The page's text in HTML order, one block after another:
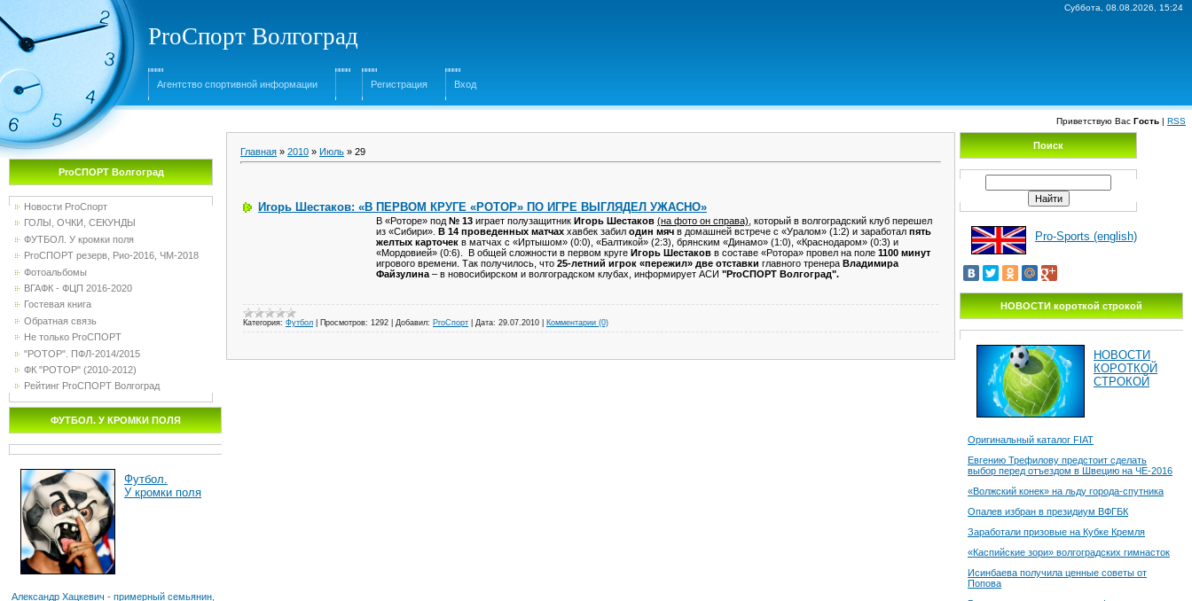
Суббота, 08.08.2026, 15:24
ProСпорт Волгоград
Агентство спортивной информации Регистрация Вход
Приветствую Вас Гость | RSS
ProСПОРТ Волгоград
Новости ProСпорт
ГОЛЫ, ОЧКИ, СЕКУНДЫ
ФУТБОЛ. У кромки поля
ProСПОРТ резерв, Рио-2016, ЧМ-2018
Фотоальбомы
ВГАФК - ФЦП 2016-2020
Гостевая книга
Обратная связь
Не только ProСПОРТ
"РОТОР". ПФЛ-2014/2015
ФК "РОТОР" (2010-2012)
Рейтинг ProСПОРТ Волгоград
ФУТБОЛ. У КРОМКИ ПОЛЯ
Футбол.
У кромки поля
Александр Хацкевич - примерный семьянин,
Главная » 2010 » Июль » 29
Игорь Шестаков: «В ПЕРВОМ КРУГЕ «РОТОР» ПО ИГРЕ ВЫГЛЯДЕЛ УЖАСНО»
В «Роторе» под № 13 играет полузащитник Игорь Шестаков (на фото он справа) , который в волгоградский клуб перешел
из «Сибири». В 14 проведенных матчах хавбек забил один мяч в домашней встрече с «Уралом» (1:2) и заработал пять
желтых карточек в матчах с «Иртышом» (0:0), «Балтикой» (2:3), брянским «Динамо» (1:0), «Краснодаром» (0:3) и
«Мордовией» (0:6). В общей сложности в первом круге Игорь Шестаков в составе «Ротора» провел на поле 1100 минут
игрового времени. Так получилось, что 25-летний игрок «пережил» две отставки главного тренера Владимира
Файзулина – в новосибирском и волгоградском клубах, информирует АСИ "ProСПОРТ Волгоград".
Категория: Футбол Просмотров: 1292 Добавил: ProСпорт Дата: 29.07.2010 Комментарии (0)
Поиск
Pro-Sports (english)
НОВОСТИ короткой строкой
НОВОСТИ
КОРОТКОЙ
СТРОКОЙ
Оригинальный каталог FIAT
Евгению Трефилову предстоит сделать
выбор перед отъездом в Швецию на ЧЕ-2016
«Волжский конек» на льду города-спутника
Опалев избран в президиум ВФГБК
Заработали призовые на Кубке Кремля
«Каспийские зори» волгоградских гимнасток
Исинбаева получила ценные советы от
Попова